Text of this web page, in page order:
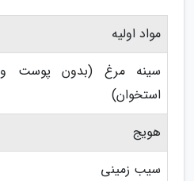
مواد اولیه
سینه مرغ (بدون پوست و
استخوان)
هویج
سیب زمینی